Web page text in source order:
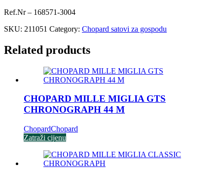
Ref.Nr – 168571-3004
SKU: 211051 Category: Chopard satovi za gospodu
Related products
CHOPARD MILLE MIGLIA GTS
CHRONOGRAPH 44 M
ChopardChopard
Zatraži cijenu